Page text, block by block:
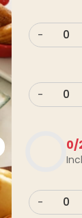
-
-
0/
-